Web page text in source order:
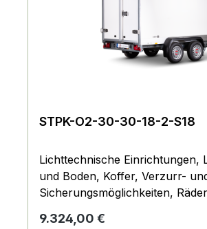
STPK-O2-30-30-18-2-S18
Lichttechnische Einrichtungen,
und Boden, Koffer, Verzurr-
Sicherungsmöglichkeiten,
Regulärer Preis:
9.324,00 €